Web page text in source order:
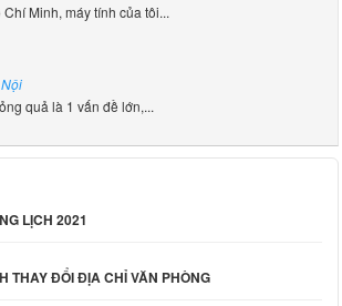
Minh, máy tính của tôi...
quả là 1 vấn đề lớn,...
LỊCH 2021
THAY ĐỔI ĐỊA CHỈ VĂN PHÒNG